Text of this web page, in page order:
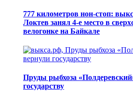
777 километров нон-стоп:
Локтев занял 4-е место в
велогонке на Байкале
Пруды рыбхоза
государству